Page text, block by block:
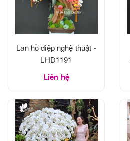
Lan hồ điệp nghệ thuật -
LHD1191
Liên hệ